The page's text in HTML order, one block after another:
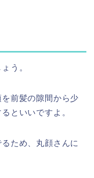
う。
前髪の隙間から少
といいですよ。
ため、丸顔さんに